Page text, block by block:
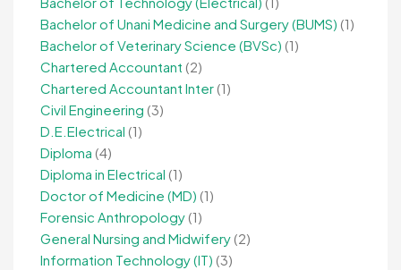
Bachelor of Unani Medicine and Surgery (BUMS) (1)
Bachelor of Veterinary Science (BVSc) (1)
Chartered Accountant (2)
Chartered Accountant Inter (1)
Civil Engineering (3)
D.E.Electrical (1)
Diploma (4)
Diploma in Electrical (1)
Doctor of Medicine (MD) (1)
Forensic Anthropology (1)
General Nursing and Midwifery (2)
Information Technology (IT) (3)